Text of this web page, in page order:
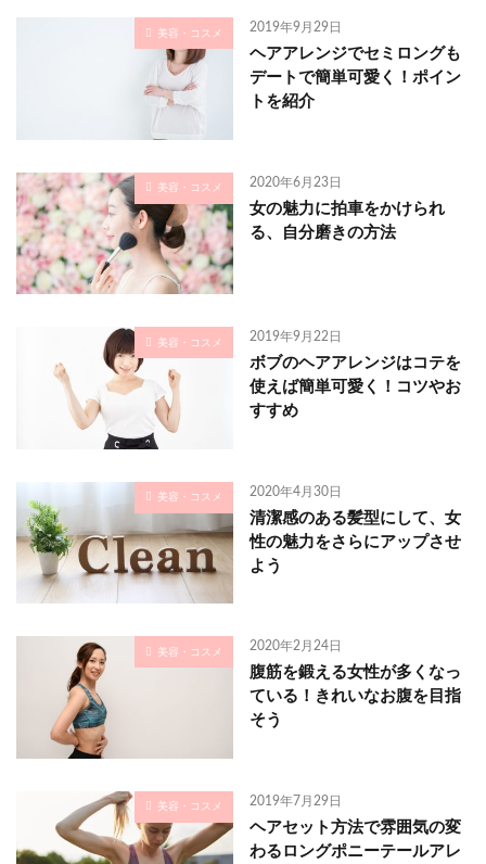
美容・コスメ 2019年9月29日
ヘアアレンジでセミロングも
デートで簡単可愛く！ポイン
トを紹介
美容・コスメ 2020年6月23日
女の魅力に拍車をかけられ
る、自分磨きの方法
美容・コスメ 2019年9月22日
ボブのヘアアレンジはコテを
使えば簡単可愛く！コツやお
すすめ
美容・コスメ 2020年4月30日
清潔感のある髪型にして、女
性の魅力をさらにアップさせ
よう
美容・コスメ 2020年2月24日
腹筋を鍛える女性が多くなっ
ている！きれいなお腹を目指
そう
美容・コスメ 2019年7月29日
ヘアセット方法で雰囲気の変
わるロングポニーテールアレ